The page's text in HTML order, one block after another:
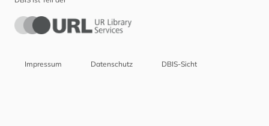
Impressum Datenschutz DBIS-Sicht